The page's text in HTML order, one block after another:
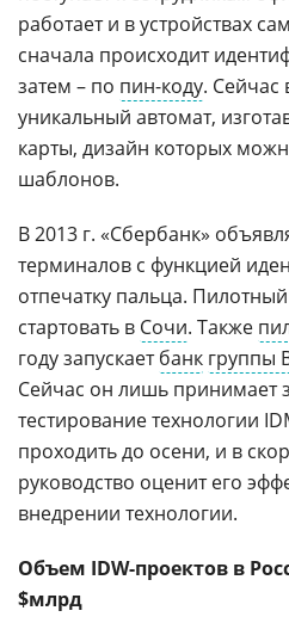
работает и в устройствах
сначала происходит
затем – по пин-коду. Сейчас
уникальный автомат,
карты, дизайн которых
шаблонов.
В 2013 г. «Сбербанк»
терминалов с функцией
отпечатку пальца.
стартовать в Сочи. Также
году запускаетбанк группы
Сейчас он лишь принимает
тестирование технологии
проходить до осени, и в
руководство оценит его
внедрении технологии.
Объем IDW-проектов в
$млрд